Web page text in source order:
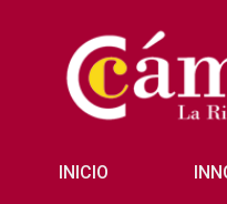
INICIO